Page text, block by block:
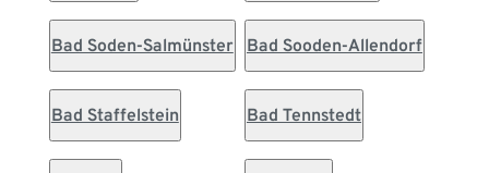
Bad Soden-Salmünster Bad Sooden-Allendorf
Bad Staffelstein Bad Tennstedt